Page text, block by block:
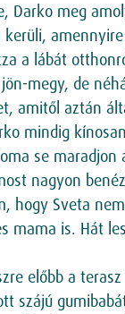
Darko meg
kerüli,
a lábát
megy, de
amitől aztán
mindig
se
nagyon
hogy Sveta
mama is. Hát
előbb a
szájú